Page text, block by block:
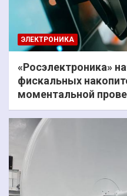
ЭЛЕКТРОНИКА
«Росэлектроника»
фискальных
моментальной